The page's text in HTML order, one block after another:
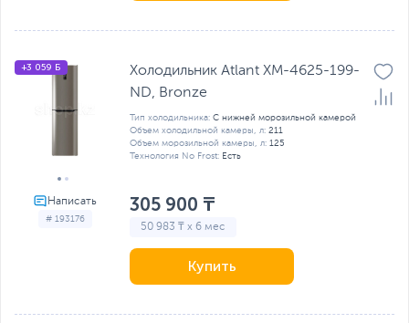
# 193176
+3 059 Б
Холодильник Atlant ХМ-4625-199-
ND, Bronze
Тип холодильника: С нижней морозильной камерой
Объем холодильной камеры, л: 211
Объем морозильной камеры, л: 125
Технология No Frost: Есть
305 900 ₸
50 983 ₸ x 6 мес
Купить